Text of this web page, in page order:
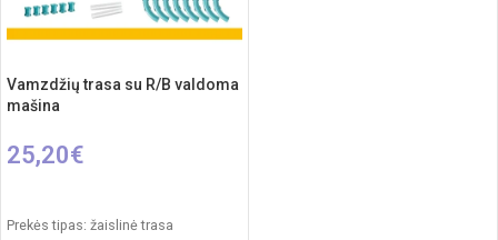
Vamzdžių trasa su R/B valdoma
mašina
25,20€
Prekės tipas: žaislinė trasa